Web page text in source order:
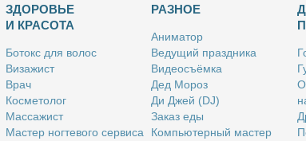
ЗДОРОВЬЕ
И КРАСОТА
Бо­токс для во­лос
Ви­за­жист
Врач
Кос­ме­то­лог
Мас­са­жист
Ма­стер ног­те­во­го сер­ви­са
РАЗНОЕ
Ани­ма­тор
Ве­ду­щий празд­ни­ка
Ви­део­съём­ка
Дед Мо­роз
Ди Джей (DJ)
За­каз еды
Ком­пью­тер­ный ма­стер